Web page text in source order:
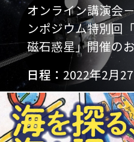
オンライン講演会
ンポジウム特別回
磁石惑星」開催の
日程： 2022年2月